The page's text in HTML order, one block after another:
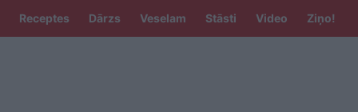
Receptes Dārzs Veselam Stāsti Video Ziņo!